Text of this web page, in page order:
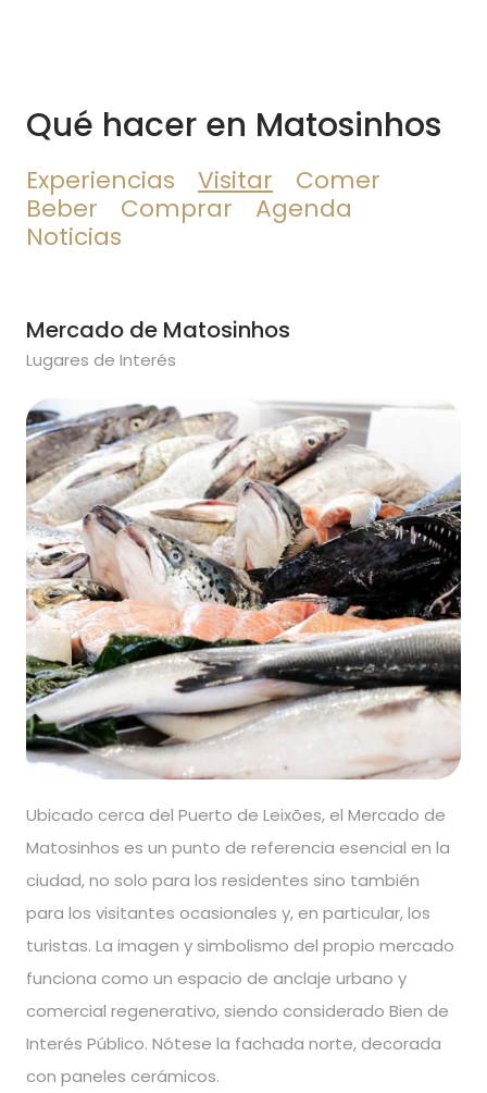
Qué hacer en Matosinhos
Experiencias Visitar
Comer
Beber
Comprar
Agenda
Noticias
Mercado de Matosinhos
Lugares de Interés
Ubicado cerca del Puerto de Leixões, el Mercado de
Matosinhos es un punto de referencia esencial en la
ciudad, no solo para los residentes sino también
para los visitantes ocasionales y, en particular, los
turistas. La imagen y simbolismo del propio mercado
funciona como un espacio de anclaje urbano y
comercial regenerativo, siendo considerado Bien de
Interés Público. Nótese la fachada norte, decorada
con paneles cerámicos.